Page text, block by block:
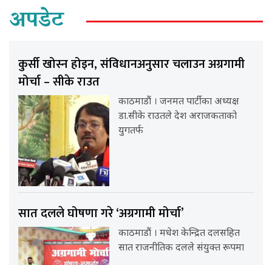
अपडेट
कुर्सी खोस्न होइन, संविधानअनुसार चलाउन अग्रगामी
मोर्चा – सीके राउत
काठमाडौं । जनमत पार्टीका अध्यक्ष
डा.सीके राउतले देश अराजकताको
युगतर्फ
सात दलले घोषणा गरे ‘अग्रगामी मोर्चा’
काठमाडौं । मधेश केन्द्रित दलसहित
सात राजनीतिक दलले संयुक्त रूपमा